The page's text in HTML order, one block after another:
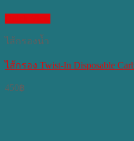
ไส้กรองน้ำ
ไส้กรอง Twist-In Disposable
450฿